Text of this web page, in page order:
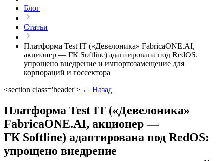
Блог
Статьи
Платформа Test IT («Девелоника» FabricaONE.AI,
акционер — ГК Softline) адаптирована под RedOS:
упрощено внедрение и импортозамещение для
корпораций и госсектора
<section class='header'> ← Назад
Платформа Test IT («Девелоника»
FabricaONE.AI, акционер —
ГК Softline) адаптирована под RedOS:
упрощено внедрение